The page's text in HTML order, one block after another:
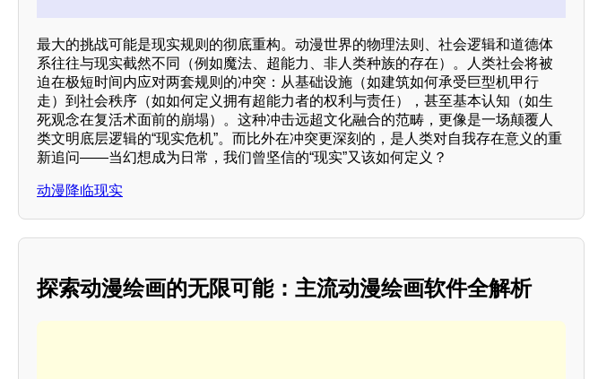
最大的挑战可能是现实规则的彻底重构。动漫世界的物理法则、社会逻辑和道德体
系往往与现实截然不同（例如魔法、超能力、非人类种族的存在）。人类社会将被
迫在极短时间内应对两套规则的冲突：从基础设施（如建筑如何承受巨型机甲行
走）到社会秩序（如如何定义拥有超能力者的权利与责任），甚至基本认知（如生
死观念在复活术面前的崩塌）。这种冲击远超文化融合的范畴，更像是一场颠覆人
类文明底层逻辑的“现实危机”。而比外在冲突更深刻的，是人类对自我存在意义的重
新追问——当幻想成为日常，我们曾坚信的“现实”又该如何定义？
动漫降临现实
探索动漫绘画的无限可能：主流动漫绘画软件全解析